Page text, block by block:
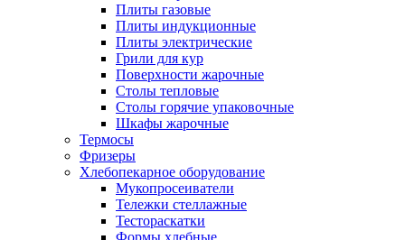
Плиты газовые
Плиты индукционные
Плиты электрические
Грили для кур
Поверхности жарочные
Столы тепловые
Столы горячие упаковочные
Шкафы жарочные
Термосы
Фризеры
Хлебопекарное оборудование
Мукопросеиватели
Тележки стеллажные
Тестораскатки
Формы хлебные